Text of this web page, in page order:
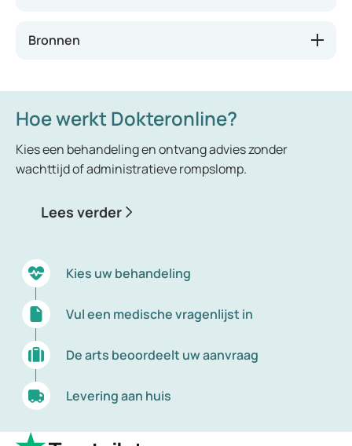
Bronnen
Hoe werkt Dokteronline?
Kies een behandeling en ontvang advies zonder
wachttijd of administratieve rompslomp.
Lees verder
Kies uw behandeling
Vul een medische vragenlijst in
De arts beoordeelt uw aanvraag
Levering aan huis